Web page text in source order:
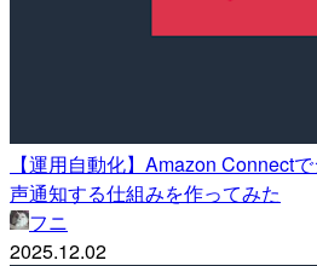
【運用自動化】Amazon Connect
声通知する仕組みを作ってみた
フニ
2025.12.02